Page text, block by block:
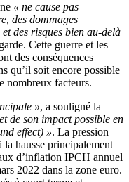
« ne cause pas
des dommages
des risques bien au-delà
Cette guerre et les
des conséquences
qu’il soit encore possible
nombreux facteurs.
», a souligné la
de son impact possible en
effect) ». La pression
la hausse principalement
d’inflation IPCH annuel
2022 dans la zone euro.